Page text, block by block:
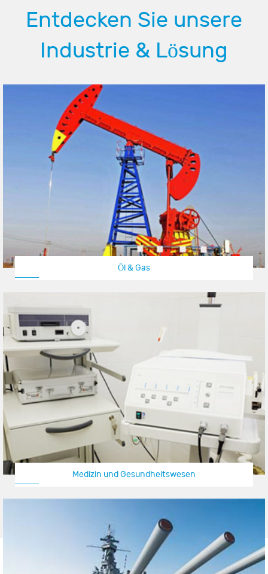
Entdecken Sie unsere
Industrie & Lösung
Öl & Gas
Medizin und Gesundheitswesen